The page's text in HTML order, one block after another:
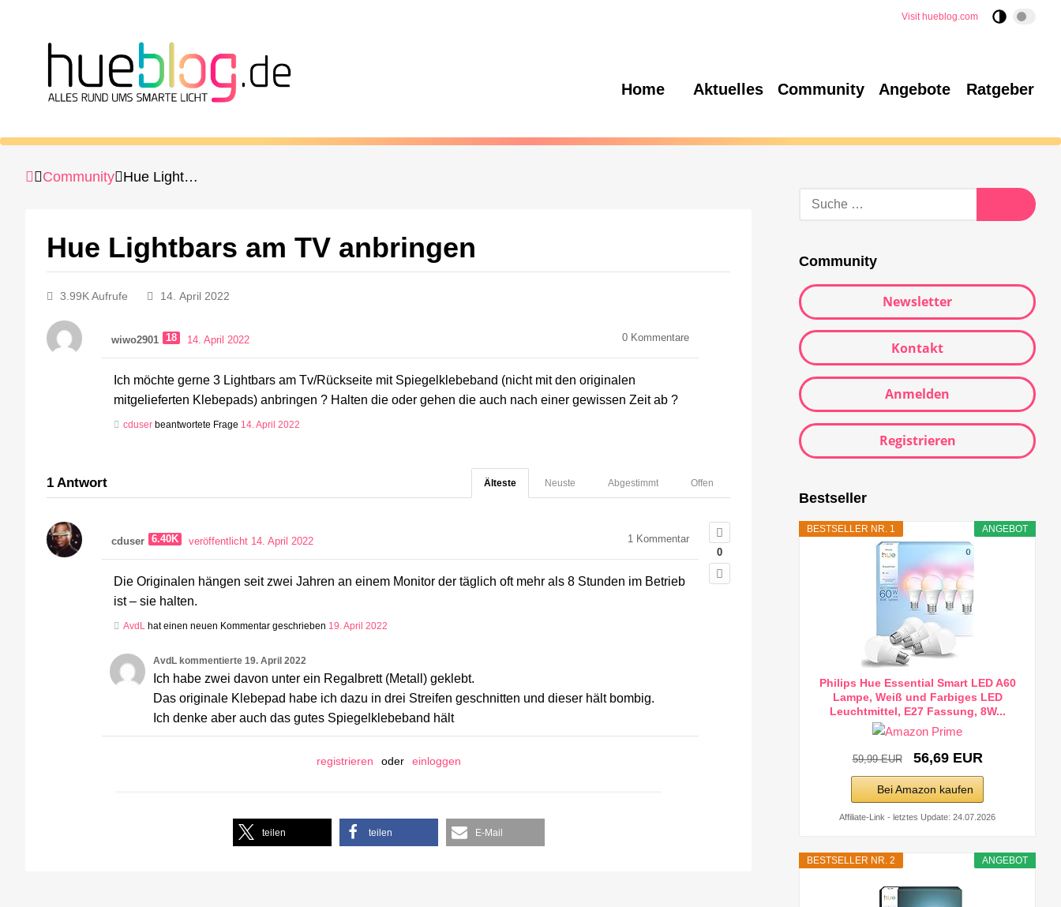
Visit hueblog.com
Home Aktuelles Community Angebote Ratgeber
Community Hue Lightbars am TV anbringen
Hue Lightbars am TV anbringen
3.99K Aufrufe 14. April 2022
wiwo2901 18 14. April 2022 0 Kommentare
Ich möchte gerne 3 Lightbars am Tv/Rückseite mit Spiegelklebeband (nicht mit den originalen
mitgelieferten Klebepads) anbringen ? Halten die oder gehen die auch nach einer gewissen Zeit ab ?
cduser beantwortete Frage 14. April 2022
1 Antwort Offen
Abgestimmt
Neuste
Älteste
0
cduser 6.40K veröffentlicht 14. April 2022 1 Kommentar
Die Originalen hängen seit zwei Jahren an einem Monitor der täglich oft mehr als 8 Stunden im Betrieb
ist – sie halten.
AvdL hat einen neuen Kommentar geschrieben 19. April 2022
AvdL kommentierte 19. April 2022
Ich habe zwei davon unter ein Regalbrett (Metall) geklebt.
Das originale Klebepad habe ich dazu in drei Streifen geschnitten und dieser hält bombig.
Ich denke aber auch das gutes Spiegelklebeband hält
registrieren oder einloggen
teilen teilen E-Mail
Community
Newsletter
Kontakt
Anmelden
Registrieren
Bestseller
ANGEBOT
BESTSELLER NR. 1
Philips Hue Essential Smart LED A60
Lampe, Weiß und Farbiges LED
Leuchtmittel, E27 Fassung, 8W...
59,99 EUR 56,69 EUR
Bei Amazon kaufen
Affiliate-Link - letztes Update: 24.07.2026
ANGEBOT
BESTSELLER NR. 2